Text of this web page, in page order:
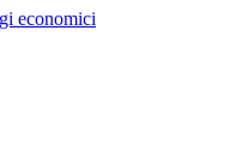
economici